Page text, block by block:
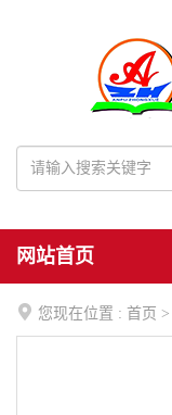
网站首页
 您现在位置 : 首页 >